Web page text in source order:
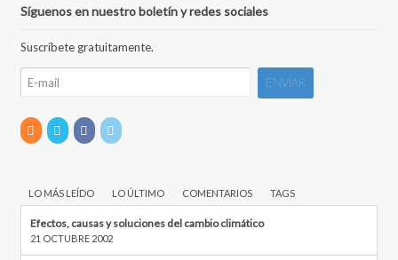
Síguenos en nuestro boletín y redes sociales
Suscríbete gratuitamente.
LO MÁS LEÍDO LO ÚLTIMO COMENTARIOS TAGS
Efectos, causas y soluciones del cambio climático
21 OCTUBRE 2002